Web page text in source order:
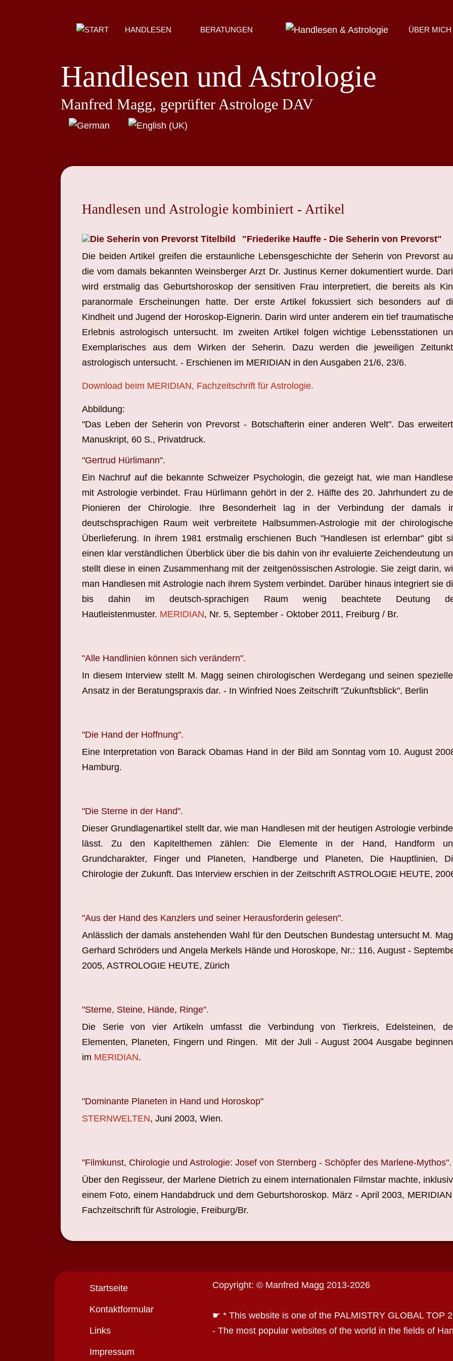
HANDLESEN BERATUNGEN ÜBER MICH
Handlesen und Astrologie
Manfred Magg, geprüfter Astrologe DAV
Sprache auswählen
Handlesen und Astrologie kombiniert - Artikel
"Friederike Hauffe - Die Seherin von Prevorst"
Die beiden Artikel greifen die erstaunliche Lebensgeschichte der Seherin von Prevorst
die vom damals bekannten Weinsberger Arzt Dr. Justinus Kerner dokumentiert wurde.
wird erstmalig das Geburtshoroskop der sensitiven Frau interpretiert, die bereits als
paranormale Erscheinungen hatte. Der erste Artikel fokussiert sich besonders auf
Kindheit und Jugend der Horoskop-Eignerin. Darin wird unter anderem ein tief
Erlebnis astrologisch untersucht. Im zweiten Artikel folgen wichtige Lebensstationen
Exemplarisches aus dem Wirken der Seherin. Dazu werden die jeweiligen
astrologisch untersucht. - Erschienen im MERIDIAN in den Ausgaben 21/6, 23/6.
Download beim MERIDIAN, Fachzeitschrift für Astrologie.
Abbildung:
"Das Leben der Seherin von Prevorst - Botschafterin einer anderen Welt". Das
Manuskript, 60 S., Privatdruck.
"Gertrud Hürlimann".
Ein Nachruf auf die bekannte Schweizer Psychologin, die gezeigt hat, wie man
mit Astrologie verbindet. Frau Hürlimann gehört in der 2. Hälfte des 20. Jahrhundert zu
Pionieren der Chirologie. Ihre Besonderheit lag in der Verbindung der damals
deutschsprachigen Raum weit verbreitete Halbsummen-Astrologie mit der
Überlieferung. In ihrem 1981 erstmalig erschienen Buch "Handlesen ist erlernbar" gibt
einen klar verständlichen Überblick über die bis dahin von ihr evaluierte Zeichendeutung
stellt diese in einen Zusammenhang mit der zeitgenössischen Astrologie. Sie zeigt darin,
man Handlesen mit Astrologie nach ihrem System verbindet. Darüber hinaus integriert sie
bis dahin im deutsch-sprachigen Raum wenig beachtete Deutung
Hautleistenmuster. MERIDIAN, Nr. 5, September - Oktober 2011, Freiburg / Br.
"Alle Handlinien können sich verändern".
In diesem Interview stellt M. Magg seinen chirologischen Werdegang und seinen
Ansatz in der Beratungspraxis dar. - In Winfried Noes Zeitschrift "Zukunftsblick", Berlin
"Die Hand der Hoffnung".
Eine Interpretation von Barack Obamas Hand in der Bild am Sonntag vom 10. August
Hamburg.
"Die Sterne in der Hand".
Dieser Grundlagenartikel stellt dar, wie man Handlesen mit der heutigen Astrologie
lässt. Zu den Kapitelthemen zählen: Die Elemente in der Hand, Handform
Grundcharakter, Finger und Planeten, Handberge und Planeten, Die Hauptlinien,
Chirologie der Zukunft. Das Interview erschien in der Zeitschrift ASTROLOGIE HEUTE,
"Aus der Hand des Kanzlers und seiner Herausforderin gelesen".
Anlässlich der damals anstehenden Wahl für den Deutschen Bundestag untersucht M.
Gerhard Schröders und Angela Merkels Hände und Horoskope, Nr.: 116, August -
2005, ASTROLOGIE HEUTE, Zürich
"Sterne, Steine, Hände, Ringe".
Die Serie von vier Artikeln umfasst die Verbindung von Tierkreis, Edelsteinen,
Elementen, Planeten, Fingern und Ringen. Mit der Juli - August 2004 Ausgabe
im MERIDIAN.
"Dominante Planeten in Hand und Horoskop"
STERNWELTEN, Juni 2003, Wien.
"Filmkunst, Chirologie und Astrologie: Josef von Sternberg - Schöpfer des Marlene-Mythos".
Über den Regisseur, der Marlene Dietrich zu einem internationalen Filmstar machte,
einem Foto, einem Handabdruck und dem Geburtshoroskop. März - April 2003,
Fachzeitschrift für Astrologie, Freiburg/Br.
Startseite
Kontaktformular
Links
Impressum
Copyright: © Manfred Magg 2013-2026
☛ * This website is one of the PALMISTRY GLOBAL TOP
- The most popular websites of the world in the fields of